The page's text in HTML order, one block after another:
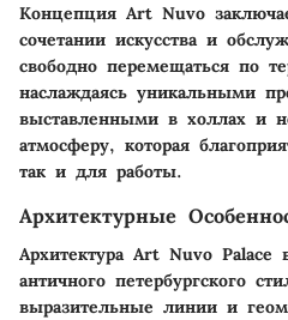
Концепция Art Nuvo
сочетании искусства и
свободно перемещаться по
наслаждаясь уникальными
выставленными в холлах и
атмосферу, которая
так и для работы.
Архитектурные
Архитектура Art Nuvo Palace
античного петербургского
выразительные линии и